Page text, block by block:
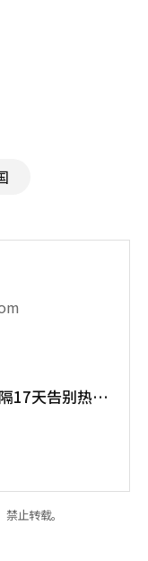
17天告别热带
止转载。